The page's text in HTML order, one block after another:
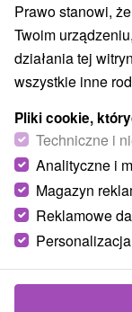
Prawo stanowi,
Twoim
działania tej
wszystkie inne
Pliki cookie,
Techniczne i
Analityczne i
Magazyn
Reklamowe